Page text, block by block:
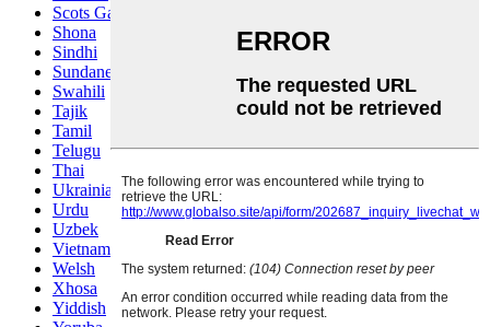
Scots Gaelic
Shona
Sindhi
Sundanese
Swahili
Tajik
Tamil
Telugu
Thai
Ukrainian
Urdu
Uzbek
Vietnamese
Welsh
Xhosa
Yiddish